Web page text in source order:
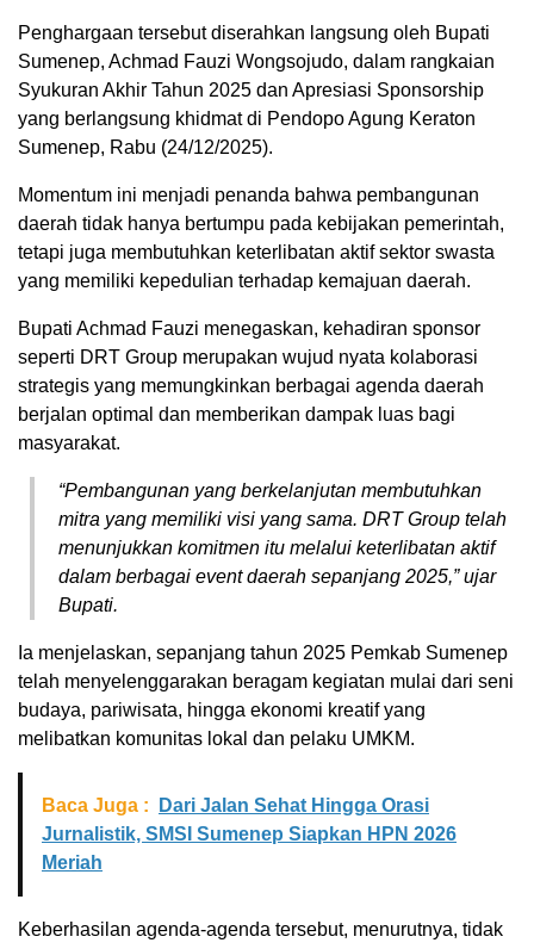
Penghargaan tersebut diserahkan langsung oleh Bupati
Sumenep, Achmad Fauzi Wongsojudo, dalam rangkaian
Syukuran Akhir Tahun 2025 dan Apresiasi Sponsorship
yang berlangsung khidmat di Pendopo Agung Keraton
Sumenep, Rabu (24/12/2025).
Momentum ini menjadi penanda bahwa pembangunan
daerah tidak hanya bertumpu pada kebijakan pemerintah,
tetapi juga membutuhkan keterlibatan aktif sektor swasta
yang memiliki kepedulian terhadap kemajuan daerah.
Bupati Achmad Fauzi menegaskan, kehadiran sponsor
seperti DRT Group merupakan wujud nyata kolaborasi
strategis yang memungkinkan berbagai agenda daerah
berjalan optimal dan memberikan dampak luas bagi
masyarakat.
“Pembangunan yang berkelanjutan membutuhkan
mitra yang memiliki visi yang sama. DRT Group telah
menunjukkan komitmen itu melalui keterlibatan aktif
dalam berbagai event daerah sepanjang 2025,” ujar
Bupati.
Ia menjelaskan, sepanjang tahun 2025 Pemkab Sumenep
telah menyelenggarakan beragam kegiatan mulai dari seni
budaya, pariwisata, hingga ekonomi kreatif yang
melibatkan komunitas lokal dan pelaku UMKM.
Baca Juga :
Dari Jalan Sehat Hingga Orasi
Jurnalistik, SMSI Sumenep Siapkan HPN 2026
Meriah
Keberhasilan agenda-agenda tersebut, menurutnya, tidak